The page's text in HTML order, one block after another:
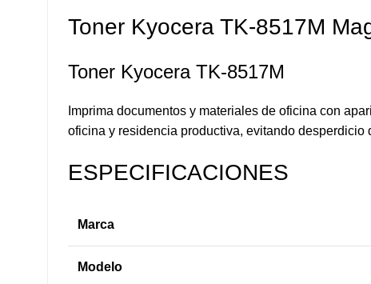
Toner Kyocera TK-8517M
Toner Kyocera TK-8517M
Imprima documentos y materiales de oficina con
oficina y residencia productiva, evitando
ESPECIFICACIONES
Marca
Modelo